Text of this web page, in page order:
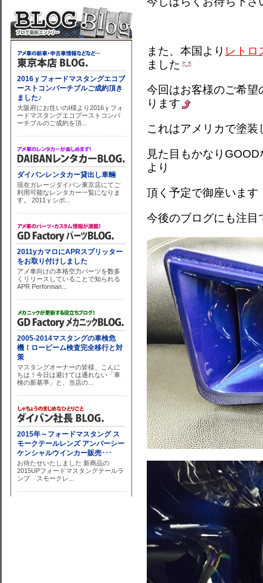
また、本国より レトロ
ました
今回はお客様のご希望
ります
これはアメリカで塗
見た目もかなり
より
頂く予定で御座います
今後のブログにも注目